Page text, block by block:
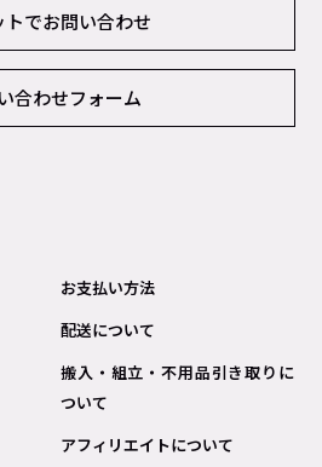
トでお問い合わせ
合わせフォーム
お支払い方法
配送について
搬入・組立・不用品引き取りに
ついて
アフィリエイトについて